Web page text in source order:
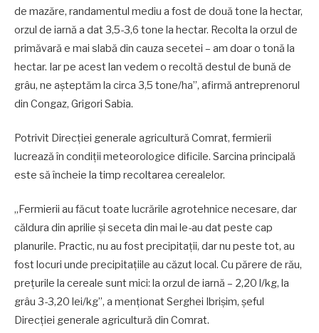
de mazăre, randamentul mediu a fost de două tone la hectar,
orzul de iarnă a dat 3,5-3,6 tone la hectar. Recolta la orzul de
primăvară e mai slabă din cauza secetei – am doar o tonă la
hectar. Iar pe acest lan vedem o recoltă destul de bună de
grâu, ne așteptăm la circa 3,5 tone/ha”, afirmă antreprenorul
din Congaz, Grigori Sabia.
Potrivit Direcției generale agricultură Comrat, fermierii
lucrează în condiții meteorologice dificile. Sarcina principală
este să încheie la timp recoltarea cerealelor.
„Fermierii au făcut toate lucrările agrotehnice necesare, dar
căldura din aprilie și seceta din mai le-au dat peste cap
planurile. Practic, nu au fost precipitații, dar nu peste tot, au
fost locuri unde precipitațiile au căzut local. Cu părere de rău,
prețurile la cereale sunt mici: la orzul de iarnă – 2,20 l/kg, la
grâu 3-3,20 lei/kg”, a menționat Serghei Ibrișim, șeful
Direcției generale agricultură din Comrat.